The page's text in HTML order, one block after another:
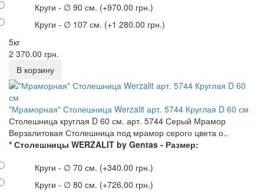
Круги - ∅ 90 см. (+970.00 грн.)
Круги - ∅ 107 см. (+1 280.00 грн.)
5кг
2 370.00 грн.
"Мраморная" Столешница Werzalit арт. 5744 Круглая D 60 см
Столешница круглая D 60 см. арт. 5744 Серый Мрамор
Верзалитовая Столешница под мрамор серого цвета о..
* Столешницы WERZALIT by Gentas - Размер:
Круги - ∅ 70 см. (+340.00 грн.)
Круги - ∅ 80 см. (+726.00 грн.)